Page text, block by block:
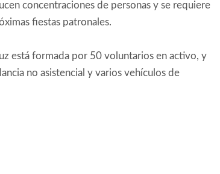
concentraciones de personas y se requiere
fiestas patronales.
está formada por 50 voluntarios en activo, y
no asistencial y varios vehículos de